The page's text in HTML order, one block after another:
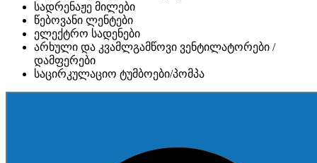
სადრენაჟე მილები
წებოვანი ლენტები
ელექტრო სადენები
არხული და კვამლგამწოვი ვენტილატორები /
დამფერები
საცირკულაციო ტუმბოები/პომპა